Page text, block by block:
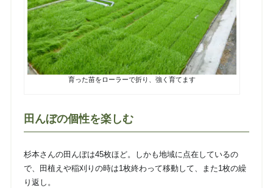
育った苗をローラーで折り、強く育てます
田んぼの個性を楽しむ
杉本さんの田んぼは45枚ほど。しかも地域に点在しているの
で、田植えや稲刈りの時は1枚終わって移動して、また1枚の繰
り返し。